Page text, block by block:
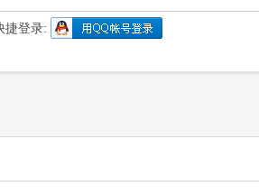
捷登录: